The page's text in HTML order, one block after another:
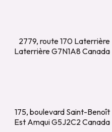
2779, route 170 Laterrière
Laterrière G7N1A8 Canada
175, boulevard Saint-Benoît
Est Amqui G5J2C2 Canada